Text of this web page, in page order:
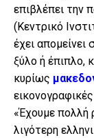
επιβλέπει την
(Κεντρικό
έχει
ξύλο ή έπιπλο,
κυρίως
«Έχουμε πολλή
λιγότερη